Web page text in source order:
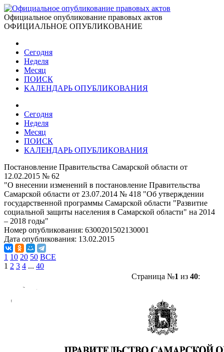
Официальное опубликование правовых актов
ОФИЦИАЛЬНОЕ ОПУБЛИКОВАНИЕ
Сегодня
Неделя
Месяц
ПОИСК
КАЛЕНДАРЬ ОПУБЛИКОВАНИЯ
Сегодня
Неделя
Месяц
ПОИСК
КАЛЕНДАРЬ ОПУБЛИКОВАНИЯ
Постановление Правительства Самарской области от
12.02.2015 № 62
"О внесении изменений в постановление Правительства
Самарской области от 23.07.2014 № 418 "Об утверждении
государственной программы Самарской области "Развитие
социальной защиты населения в Самарской области" на 2014
– 2018 годы"
Номер опубликования: 6300201502130001
Дата опубликования: 13.02.2015
1 10 20 50 ВСЕ
1 2 3 4 ... 40
Страница №1 из 40: